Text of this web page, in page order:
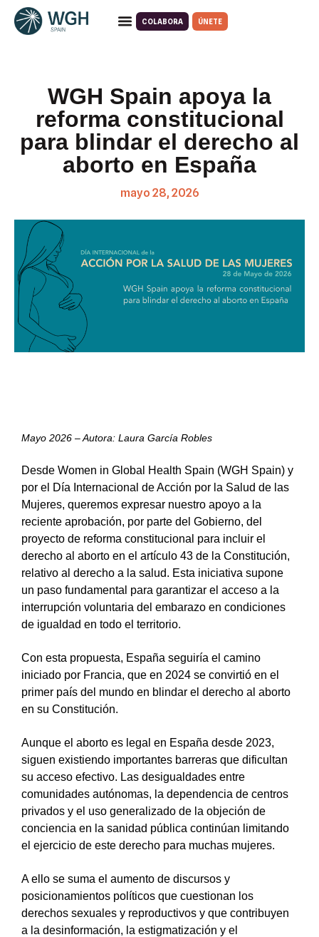
COLABORA ÚNETE
WGH Spain apoya la
reforma constitucional
para blindar el derecho al
aborto en España
mayo 28, 2026
Mayo 2026 – Autora: Laura García Robles
Desde Women in Global Health Spain (WGH Spain) y
por el Día Internacional de Acción por la Salud de las
Mujeres, queremos expresar nuestro apoyo a la
reciente aprobación, por parte del Gobierno, del
proyecto de reforma constitucional para incluir el
derecho al aborto en el artículo 43 de la Constitución,
relativo al derecho a la salud. Esta iniciativa supone
un paso fundamental para garantizar el acceso a la
interrupción voluntaria del embarazo en condiciones
de igualdad en todo el territorio.
Con esta propuesta, España seguiría el camino
iniciado por Francia, que en 2024 se convirtió en el
primer país del mundo en blindar el derecho al aborto
en su Constitución.
Aunque el aborto es legal en España desde 2023,
siguen existiendo importantes barreras que dificultan
su acceso efectivo. Las desigualdades entre
comunidades autónomas, la dependencia de centros
privados y el uso generalizado de la objeción de
conciencia en la sanidad pública continúan limitando
el ejercicio de este derecho para muchas mujeres.
A ello se suma el aumento de discursos y
posicionamientos políticos que cuestionan los
derechos sexuales y reproductivos y que contribuyen
a la desinformación, la estigmatización y el